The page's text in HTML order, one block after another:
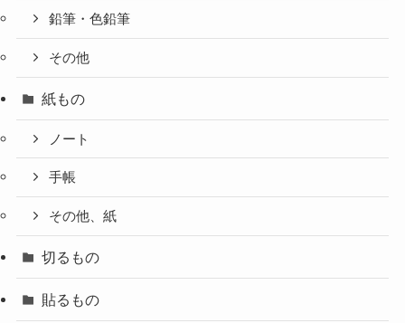
鉛筆・色鉛筆
その他
紙もの
ノート
手帳
その他、紙
切るもの
貼るもの